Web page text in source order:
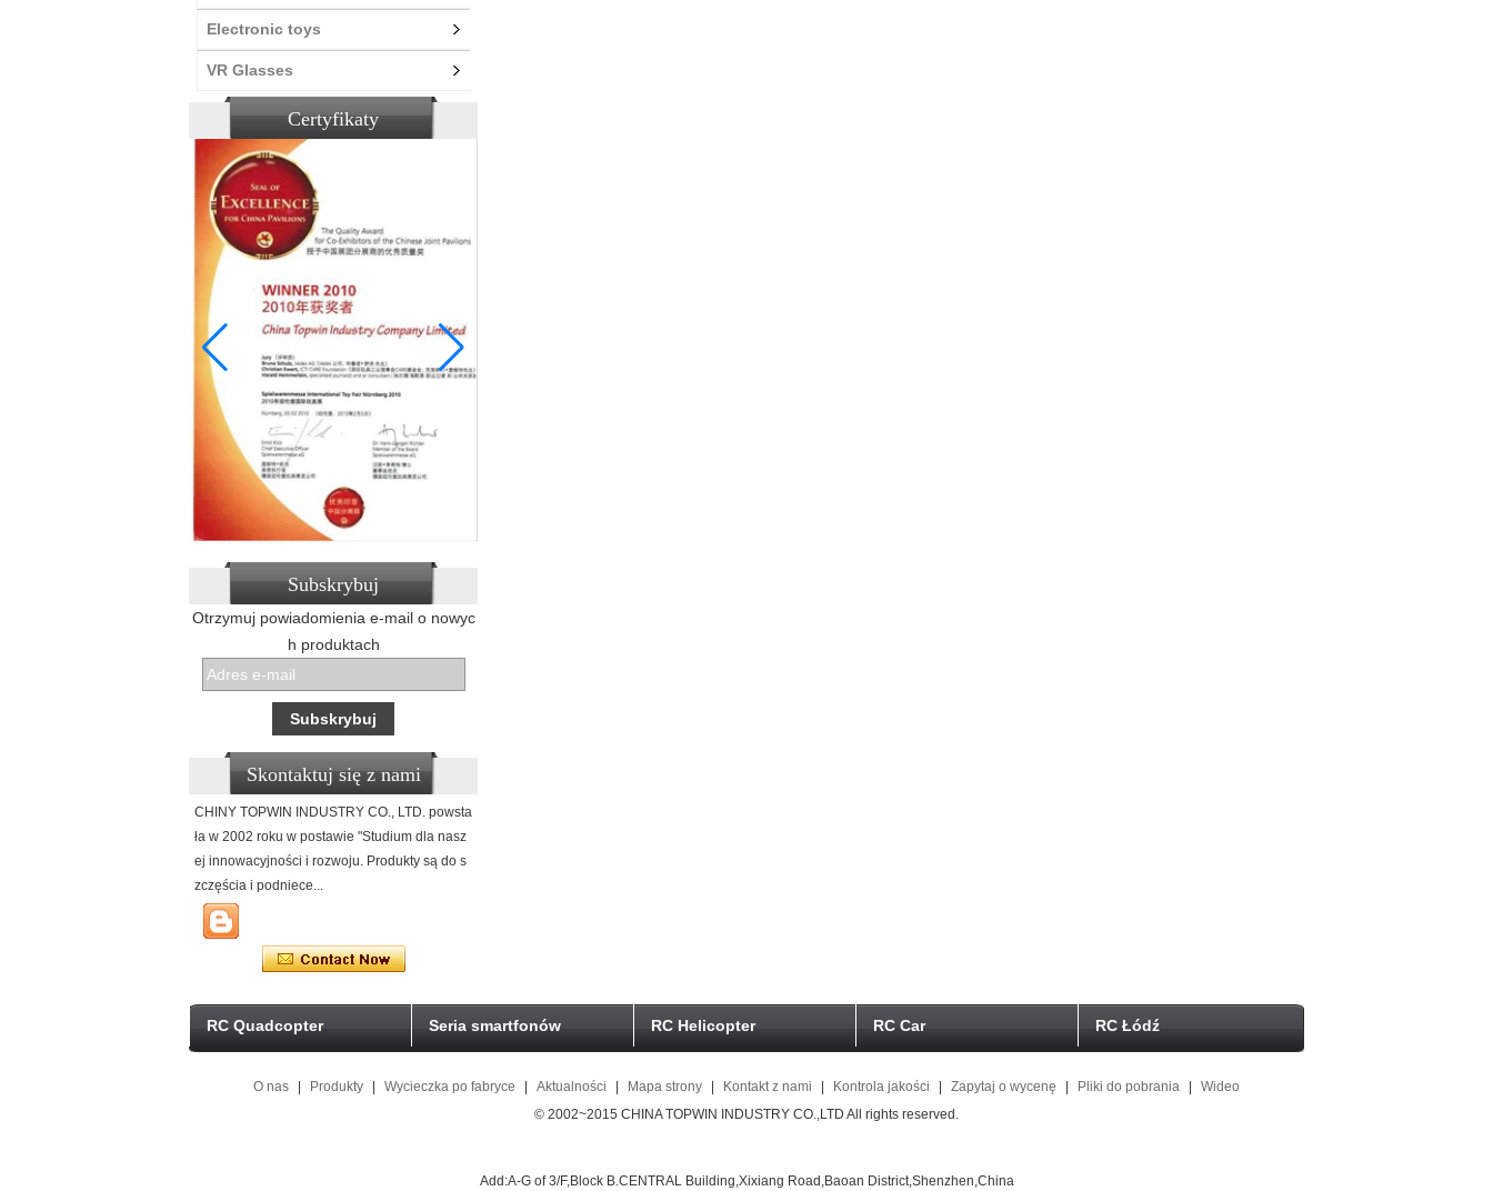
Electronic toys
VR Glasses
Certyfikaty
Subskrybuj
Otrzymuj powiadomienia e-mail o nowyc
h produktach
Skontaktuj się z nami
CHINY TOPWIN INDUSTRY CO., LTD. powsta
ła w 2002 roku w postawie "Studium dla nasz
ej innowacyjności i rozwoju. Produkty są do s
zczęścia i podniece...
RC Quadcopter Seria smartfonów RC Helicopter RC Car RC Łódź
O nas Produkty Wycieczka po fabryce Aktualności Mapa strony Kontakt z nami Kontrola jakości Zapytaj o wycenę Pliki do pobrania
Wideo
© 2002~2015 CHINA TOPWIN INDUSTRY CO.,LTD All rights reserved.
Add:A-G of 3/F,Block B.CENTRAL Building,Xixiang Road,Baoan District,Shenzhen,China